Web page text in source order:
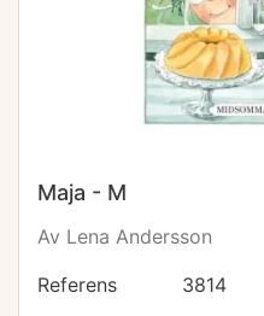
Maja - M
Av Lena Andersson
Referens
3814